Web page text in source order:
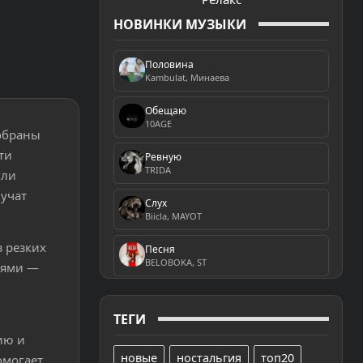
НОВИНКИ МУЗЫКИ
Половина
Kambulat, Минаева
Обещаю
10AGE
Ревную
TRIDA
Слух
Biicla, MAYOT
Песня
BELOBOKA, ST
ТЕГИ
новые ностальгия топ20
—
и